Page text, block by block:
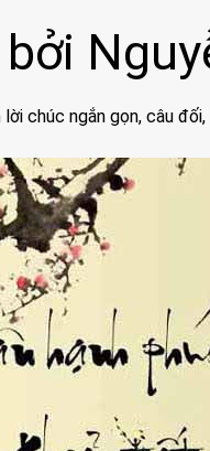
bởi
chúc ngắn gọn, câu